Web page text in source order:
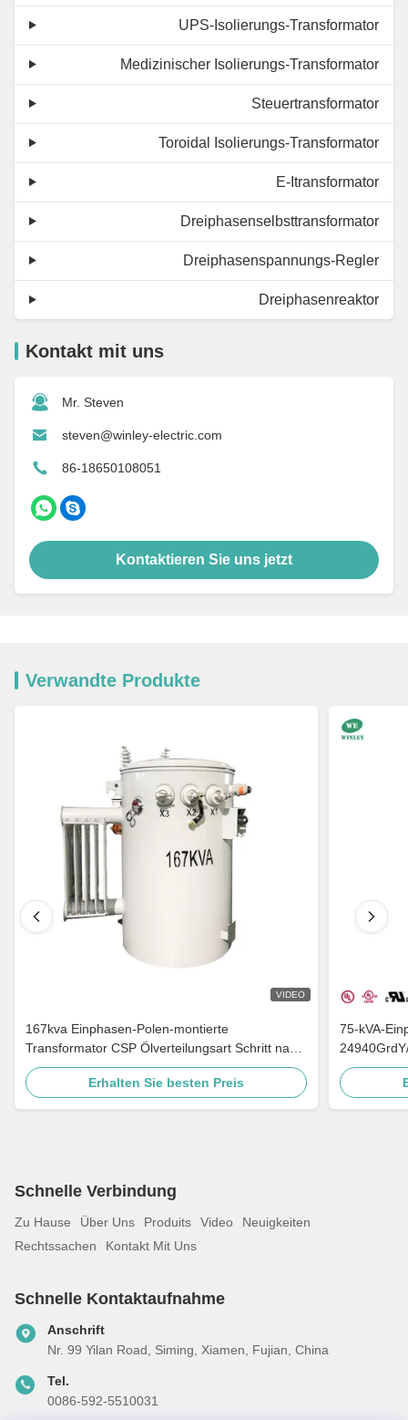
UPS-Isolierungs-Transformator
Medizinischer Isolierungs-Transformator
Steuertransformator
Toroidal Isolierungs-Transformator
E-Itransformator
Dreiphasenselbsttransformator
Dreiphasenspannungs-Regler
Dreiphasenreaktor
Kontakt mit uns
Mr. Steven
steven@winley-electric.com
86-18650108051
Kontaktieren Sie uns jetzt
Verwandte Produkte
VIDEO
167kva Einphasen-Polen-montierte
Transformator CSP Ölverteilungsart Schritt nach
unten 4160v bis 480v
Erhalten Sie besten Preis
75-kVA-
Verteilung
Schnelle Verbindung
Zu Hause Über Uns Produits Video
Neuigkeiten
Rechtssachen
Kontakt Mit Uns
Schnelle Kontaktaufnahme
Anschrift
Nr. 99 Yilan Road, Siming, Xiamen, Fujian, China
Tel.
0086-592-5510031